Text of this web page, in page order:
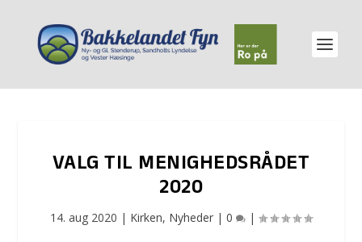
VALG TIL MENIGHEDSRÅDET
2020
14. aug 2020 | Kirken, Nyheder | 0 |